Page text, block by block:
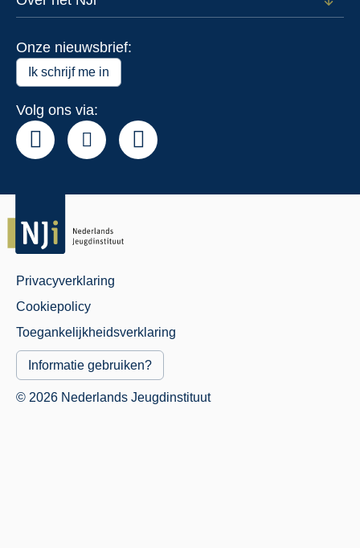
Open
Onze nieuwsbrief:
Ik schrijf me in
Volg ons via:
Juridisch
Menu
Privacyverklaring
Cookiepolicy
Toegankelijkheidsverklaring
Informatie gebruiken?
© 2026 Nederlands Jeugdinstituut